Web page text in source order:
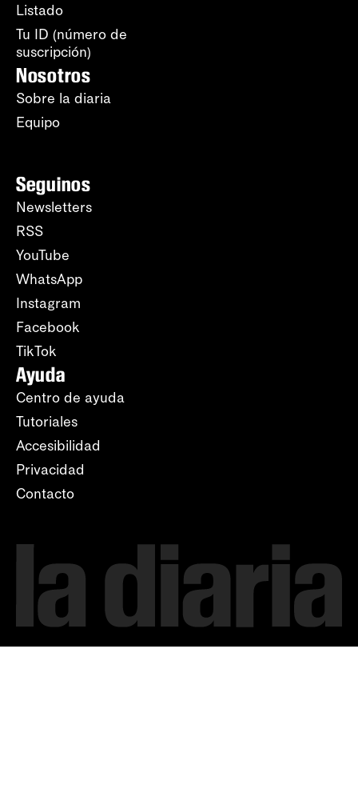
Listado
Tu ID (número de
suscripción)
Nosotros
Sobre la diaria
Equipo
Seguinos
Newsletters
RSS
YouTube
WhatsApp
Instagram
Facebook
TikTok
Ayuda
Centro de ayuda
Tutoriales
Accesibilidad
Privacidad
Contacto